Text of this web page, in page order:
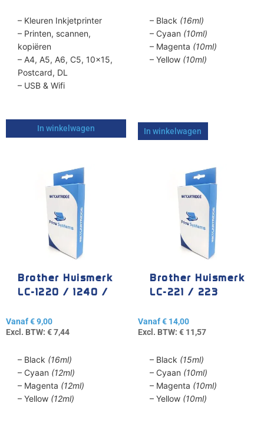
– Kleuren Inkjetprinter
– Printen, scannen,
kopiëren
– A4, A5, A6, C5, 10×15,
Postcard, DL
– USB & Wifi
In winkelwagen
– Black (16ml)
– Cyaan (10ml)
– Magenta (10ml)
– Yellow (10ml)
In winkelwagen
Brother Huismerk
LC-1220 / 1240 /
Vanaf€9,00
Excl. BTW: €7,44
– Black (16ml)
– Cyaan (12ml)
– Magenta (12ml)
– Yellow (12ml)
worden
productpagina
Brother Huismerk
LC-221 / 223
Vanaf€ 14,00
Excl. BTW: € 11,57
– Black (15ml)
– Cyaan (10ml)
– Magenta (10ml)
– Yellow (10ml)
worden
productpagina